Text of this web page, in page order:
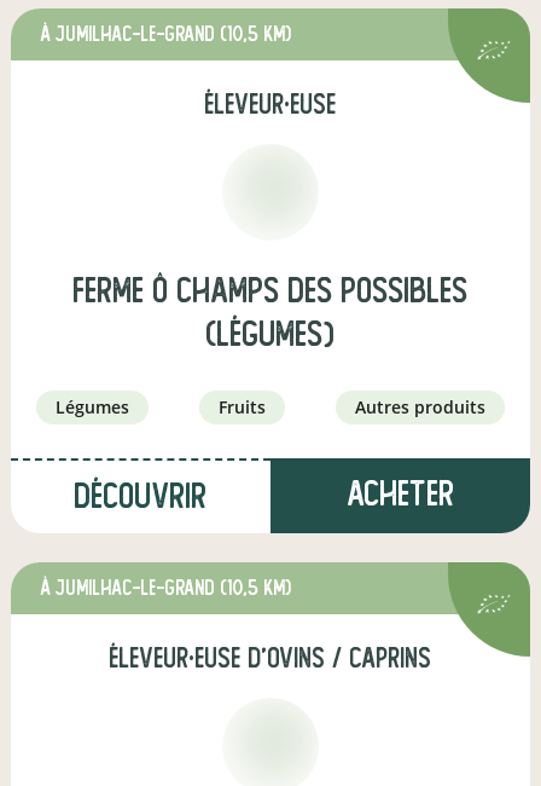
à Jumilhac-le-Grand (10,5 km)
éleveur·euse
Ferme Ô Champs Des Possibles
(légumes)
légumes fruits autres produits
Découvrir Acheter
à Jumilhac-le-Grand (10,5 km)
éleveur·euse d'ovins / caprins